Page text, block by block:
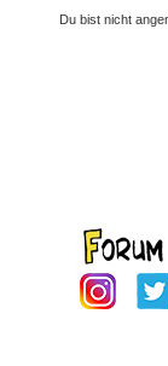
Du bist nicht